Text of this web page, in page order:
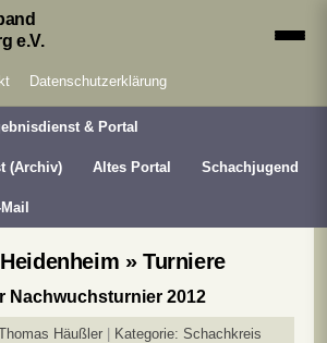
e.V.
Datenschutzerklärung
& Portal
(Archiv) Altes Portal Schachjugend
» Turniere
Nachwuchsturnier 2012
Häußler Kategorie: Schachkreis